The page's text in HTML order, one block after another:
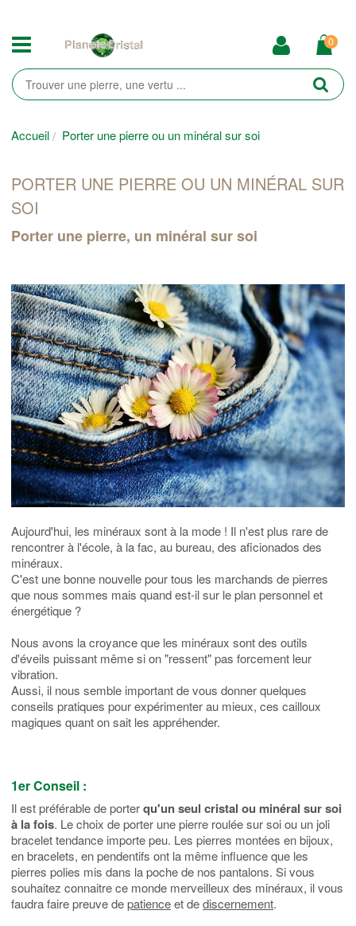
0
Accueil Porter une pierre ou un minéral sur soi
PORTER UNE PIERRE OU UN MINÉRAL SUR
SOI
Porter une pierre, un minéral sur soi
Aujourd'hui, les minéraux sont à la mode ! Il n'est plus rare de
rencontrer à l'école, à la fac, au bureau, des aficionados des
minéraux.
C'est une bonne nouvelle pour tous les marchands de pierres
que nous sommes mais quand est-il sur le plan personnel et
énergétique ?
Nous avons la croyance que les minéraux sont des outils
d'éveils puissant même si on "ressent" pas forcement leur
vibration.
Aussi, il nous semble important de vous donner quelques
conseils pratiques pour expérimenter au mieux, ces cailloux
magiques quant on sait les appréhender.
1er Conseil :
Il est préférable de porterqu'un seul cristal ou minéral sur soi
à la fois. Le choix de porter une pierre roulée sur soi ou un joli
bracelet tendance importe peu. Les pierres montées en bijoux,
en bracelets, en pendentifs ont la même influence que les
pierres polies mis dans la poche de nos pantalons. Si vous
souhaitez connaitre ce monde merveilleux des minéraux, il vous
faudra faire preuve depatienceet dediscernement.